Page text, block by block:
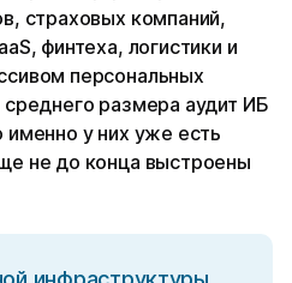
страховых компаний,
финтеха, логистики и
персональных
размера аудит ИБ
у них уже есть
не до конца выстроены